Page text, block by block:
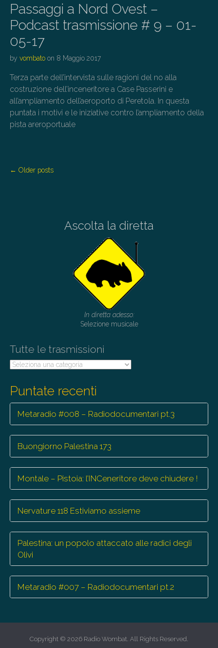
Passaggi a Nord Ovest –
Podcast trasmissione # 9 – 01-
05-17
by vombato on 8 Maggio 2017
Terza parte dell’intervista sulle ragioni del no alla
costruzione dell’inceneritore a Case Passerini e
all’ampliamento dell’aeroporto di Peretola. In questa
puntata i motivi e le iniziative contro l’ampliamento della
pista areroportuale
P
← Older posts
Ascolta la diretta
In diretta adesso:
Selezione musicale
Tutte le trasmissioni
Tutte
Puntate recenti
Metaradio #008 – Radiodocumentari pt.3
Buongiorno Palestina 173
Montale – Pistoia: l’INCeneritore deve chiudere !
Nervature 118 Estiviamo assieme
Palestina: un popolo attaccato alle radici degli
Olivi
Metaradio #007 – Radiodocumentari pt.2
Copyright © 2026 Radio Wombat . All Rights Reserved.